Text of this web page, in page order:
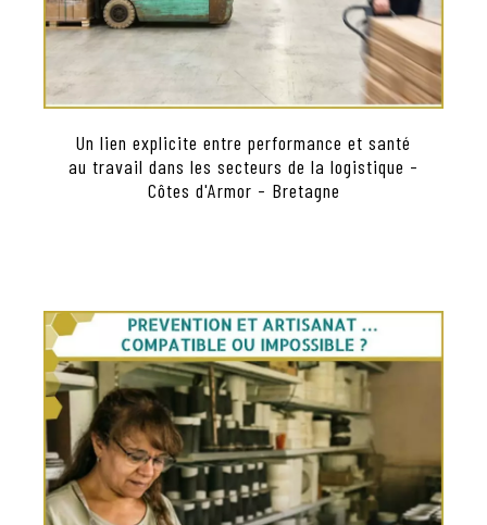
Un lien explicite entre performance et santé
au travail dans les secteurs de la logistique -
Côtes d'Armor - Bretagne